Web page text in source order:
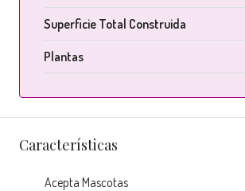
Superficie Total Construida
Plantas
Características
Acepta Mascotas